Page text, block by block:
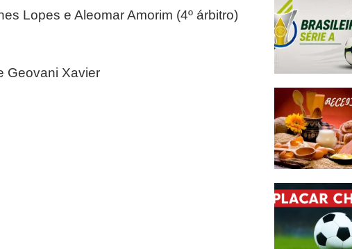
Lopes e Aleomar Amorim (4º árbitro)
Geovani Xavier